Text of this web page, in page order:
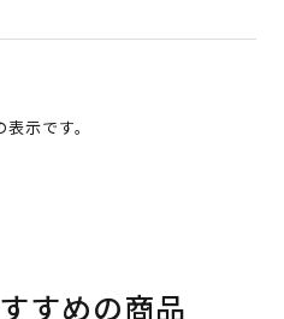
示です。
すめの商品